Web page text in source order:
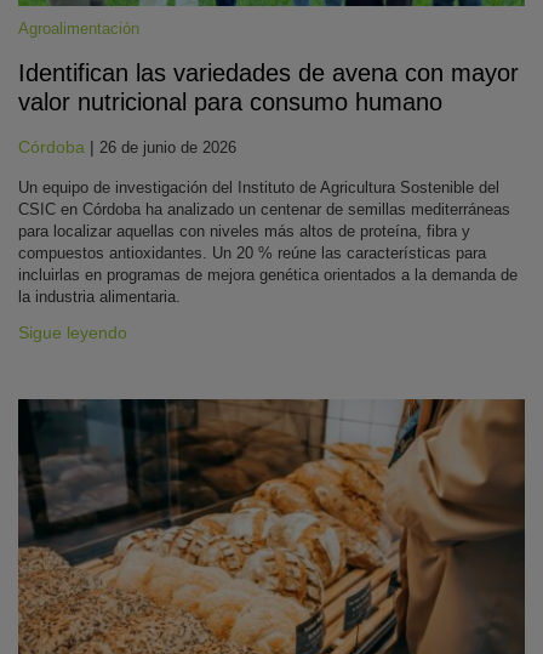
Agroalimentación
Identifican las variedades de avena con mayor
valor nutricional para consumo humano
Córdoba | 26 de junio de 2026
Un equipo de investigación del Instituto de Agricultura Sostenible del
CSIC en Córdoba ha analizado un centenar de semillas mediterráneas
para localizar aquellas con niveles más altos de proteína, fibra y
compuestos antioxidantes. Un 20 % reúne las características para
incluirlas en programas de mejora genética orientados a la demanda de
la industria alimentaria.
Sigue leyendo